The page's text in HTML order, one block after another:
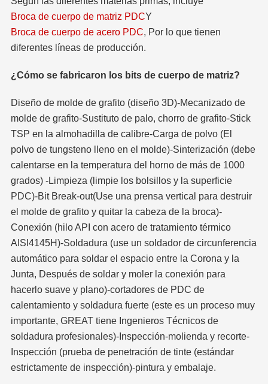
Broca de cuerpo de matriz PDCY
Broca de cuerpo de acero PDC, Por lo que tienen
diferentes líneas de producción.
¿Cómo se fabricaron los bits de cuerpo de matriz?
Diseño de molde de grafito (diseño 3D)-Mecanizado de
molde de grafito-Sustituto de palo, chorro de grafito-Stick
TSP en la almohadilla de calibre-Carga de polvo (El
polvo de tungsteno lleno en el molde)-Sinterización (debe
calentarse en la temperatura del horno de más de 1000
grados) -Limpieza (limpie los bolsillos y la superficie
PDC)-Bit Break-out(Use una prensa vertical para destruir
el molde de grafito y quitar la cabeza de la broca)-
Conexión (hilo API con acero de tratamiento térmico
AISI4145H)-Soldadura (use un soldador de circunferencia
automático para soldar el espacio entre la Corona y la
Junta, Después de soldar y moler la conexión para
hacerlo suave y plano)-cortadores de PDC de
calentamiento y soldadura fuerte (este es un proceso muy
importante, GREAT tiene Ingenieros Técnicos de
soldadura profesionales)-Inspección-molienda y recorte-
Inspección (prueba de penetración de tinte (estándar
estrictamente de inspección)-pintura y embalaje.